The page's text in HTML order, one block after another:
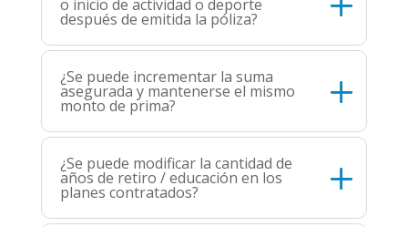
o inicio de actividad o deporte
después de emitida la póliza?
¿Se puede incrementar la suma
asegurada y mantenerse el mismo
monto de prima?
¿Se puede modificar la cantidad de
años de retiro / educación en los
planes contratados?